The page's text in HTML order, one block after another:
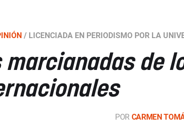
/ LICENCIADA EN PERIODISMO POR LA
marcianadas de
POR CARMEN